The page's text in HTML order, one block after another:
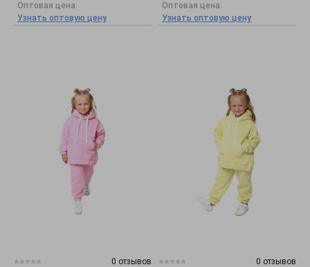
Оптовая цена:
Узнать оптовую цену
Оптовая цена:
Узнать оптовую цену
0 отзывов 0 отзывов